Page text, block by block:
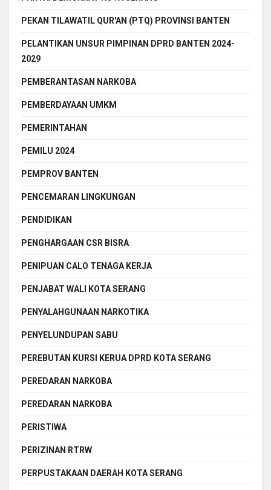
PEKAN TILAWATIL QUR'AN (PTQ) PROVINSI BANTEN
PELANTIKAN UNSUR PIMPINAN DPRD BANTEN 2024-
2029
PEMBERANTASAN NARKOBA
PEMBERDAYAAN UMKM
PEMERINTAHAN
PEMILU 2024
PEMPROV BANTEN
PENCEMARAN LINGKUNGAN
PENDIDIKAN
PENGHARGAAN CSR BISRA
PENIPUAN CALO TENAGA KERJA
PENJABAT WALI KOTA SERANG
PENYALAHGUNAAN NARKOTIKA
PENYELUNDUPAN SABU
PEREBUTAN KURSI KERUA DPRD KOTA SERANG
PEREDARAN NARKOBA
PEREDARAN NARKOBA
PERISTIWA
PERIZINAN RTRW
PERPUSTAKAAN DAERAH KOTA SERANG